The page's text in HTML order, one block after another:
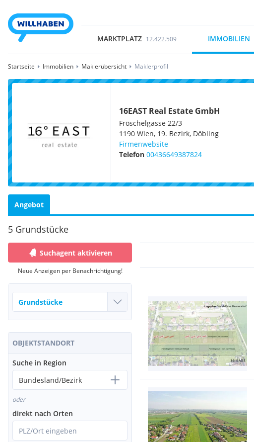
MARKTPLATZ 12.422.509 IMMOBILIEN
Startseite Immobilien Maklerübersicht Maklerprofil
16EAST Real Estate GmbH
Fröschelgasse 22/3
1190 Wien, 19. Bezirk, Döbling
Firmenwebsite
Telefon 00436649387824
Angebot
5 Grundstücke
Suchagent aktivieren
Neue Anzeigen per Benachrichtigung!
OBJEKTSTANDORT
Suche in Region
Bundesland/Bezirk
oder
direkt nach Orten
PLZ/Ort eingeben